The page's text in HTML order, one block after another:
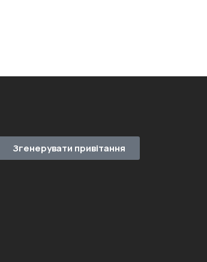
Згенерувати привітання